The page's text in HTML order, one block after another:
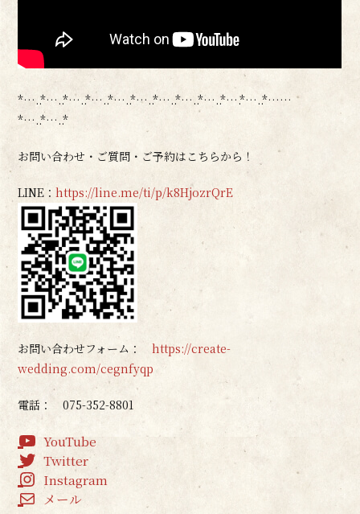
*…..*…..*…..*…..*…..*…..*…..*…..*…..*….*…..*……
*…..*…..*
お問い合わせ・ご質問・ご予約はこちらから！
LINE：https://line.me/ti/p/k8HjozrQrE
お問い合わせフォーム：https://create-
wedding.com/cegnfyqp
電話： 075-352-8801
YouTube
Twitter
Instagram
メール